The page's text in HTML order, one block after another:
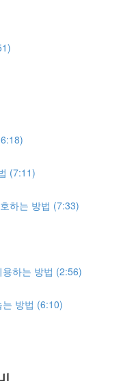
(7:11)
하는 방법 (7:33)
하는 방법 (2:56)
방법 (6:10)